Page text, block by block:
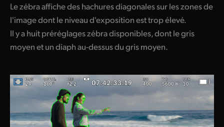
Le zébra affiche des hachures diagonales sur les zones de
l'image dont le niveau d'exposition est trop élevé.
Il y a huit préréglages zébra disponibles, dont le gris
moyen et un diaph au-dessus du gris moyen.